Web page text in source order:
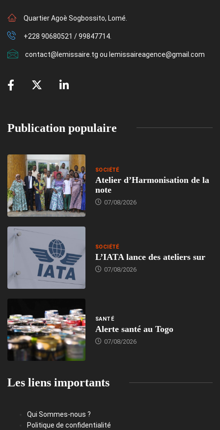
Quartier Agoè Sogbossito, Lomé.
+228 90680521 / 99847714.
contact@lemissaire.tg ou lemissaireagence@gmail.com
Publication populaire
SOCIÉTÉ
Atelier d’Harmonisation de la
note
07/08/2026
SOCIÉTÉ
L’IATA lance des ateliers sur
07/08/2026
SANTÉ
Alerte santé au Togo
07/08/2026
Les liens importants
Qui Sommes-nous ?
Politique de confidentialité